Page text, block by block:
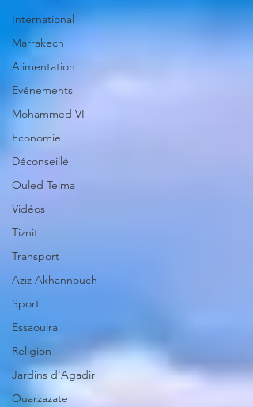
International
Marrakech
Alimentation
Evénements
Mohammed VI
Economie
Déconseillé
Ouled Teima
Vidéos
Tiznit
Transport
Aziz Akhannouch
Sport
Essaouira
Religion
Jardins d'Agadir
Ouarzazate